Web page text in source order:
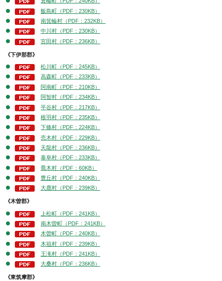
飯島町（PDF：230KB）
南箕輪村（PDF：232KB）
中川村（PDF：230KB）
宮田村（PDF：236KB）
《下伊那郡》
松川町（PDF：245KB）
高森町（PDF：233KB）
阿南町（PDF：210KB）
阿智村（PDF：234KB）
平谷村（PDF：217KB）
根羽村（PDF：235KB）
下條村（PDF：224KB）
売木村（PDF：229KB）
天龍村（PDF：236KB）
泰阜村（PDF：233KB）
喬木村（PDF：60KB）
豊丘村（PDF：240KB）
大鹿村（PDF：239KB）
《木曽郡》
上松町（PDF：241KB）
南木曽町（PDF：241KB）
木曽町（PDF：240KB）
木祖村（PDF：239KB）
王滝村（PDF：241KB）
大桑村（PDF：236KB）
《東筑摩郡》